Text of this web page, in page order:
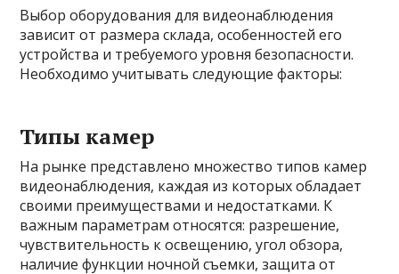
Выбор оборудования для видеонаблюдения
зависит от размера склада, особенностей его
устройства и требуемого уровня безопасности.
Необходимо учитывать следующие факторы:
Типы камер
На рынке представлено множество типов камер
видеонаблюдения, каждая из которых обладает
своими преимуществами и недостатками. К
важным параметрам относятся: разрешение,
чувствительность к освещению, угол обзора,
наличие функции ночной съемки, защита от